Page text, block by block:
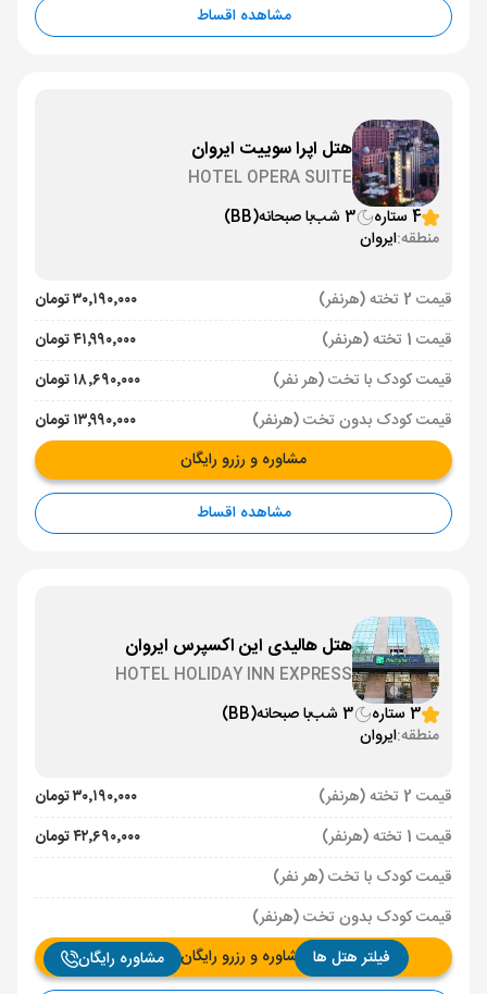
فیلتر هتل ها
مشاهده اقساط
هتل اپرا سوییت ایروان
HOTEL OPERA SUITE
4 ستاره
3 شب با صبحانه(BB)
منطقه:ایروان
قیمت 2 تخته (هرنفر)
۳۰٬۱۹۰٬۰۰۰ تومان
قیمت 1 تخته (هرنفر)
۴۱٬۹۹۰٬۰۰۰ تومان
قیمت کودک با تخت (هر نفر)
۱۸٬۶۹۰٬۰۰۰ تومان
قیمت کودک بدون تخت (هرنفر)
۱۳٬۹۹۰٬۰۰۰ تومان
مشاوره و رزرو رایگان
مشاهده اقساط
هتل هالیدی این اکسپرس ایروان
HOTEL HOLIDAY INN EXPRESS
3 ستاره
3 شب با صبحانه(BB)
منطقه:ایروان
قیمت 2 تخته (هرنفر)
۳۰٬۱۹۰٬۰۰۰ تومان
قیمت 1 تخته (هرنفر)
۴۲٬۶۹۰٬۰۰۰ تومان
قیمت کودک با تخت (هر نفر)
قیمت کودک بدون تخت (هرنفر)
مشاوره و رزرو رایگان
مشاوره رایگان